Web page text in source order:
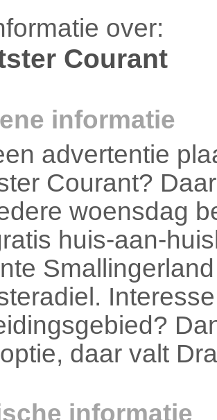
over:
Courant
informatie
advertentie
Courant?
woensdag
huis-aan-
daar valt
informatie